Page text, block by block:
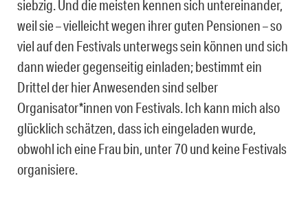
siebzig. Und die meisten kennen sich untereinander,
weil sie – vielleicht wegen ihrer guten Pensionen – so
viel auf den Festivals unterwegs sein können und sich
dann wieder gegenseitig einladen; bestimmt ein
Drittel der hier Anwesenden sind selber
Organisator*innen von Festivals. Ich kann mich also
glücklich schätzen, dass ich eingeladen wurde,
obwohl ich eine Frau bin, unter 70 und keine Festivals
organisiere.